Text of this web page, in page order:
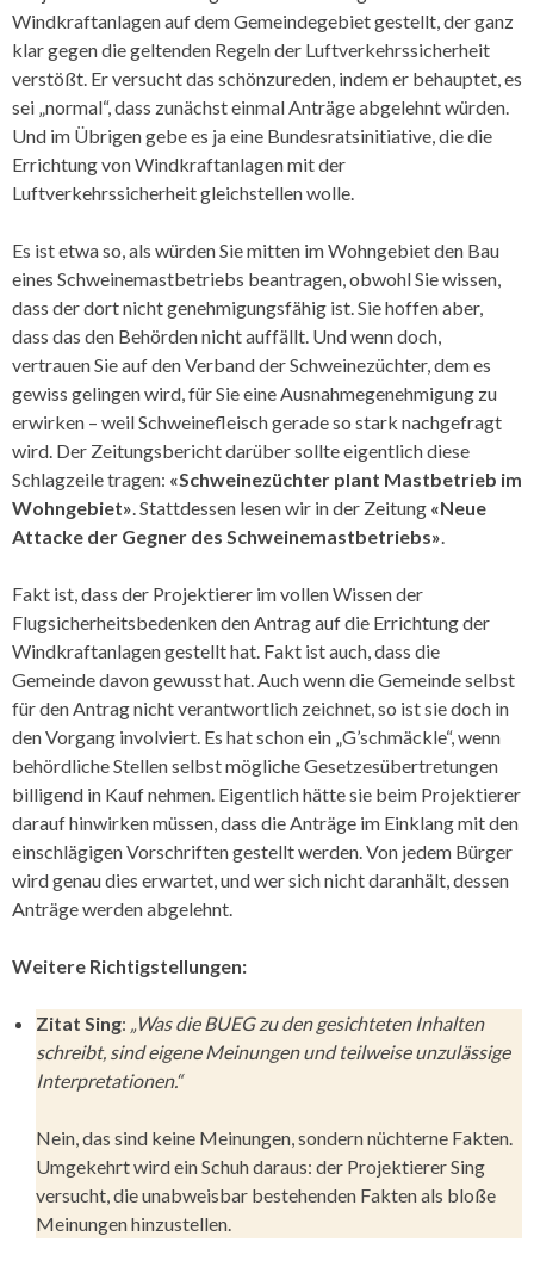
Windkraftanlagen auf dem Gemeindegebiet gestellt, der ganz
klar gegen die geltenden Regeln der Luftverkehrssicherheit
verstößt. Er versucht das schönzureden, indem er behauptet, es
sei „normal“, dass zunächst einmal Anträge abgelehnt würden.
Und im Übrigen gebe es ja eine Bundesratsinitiative, die die
Errichtung von Windkraftanlagen mit der
Luftverkehrssicherheit gleichstellen wolle.
Es ist etwa so, als würden Sie mitten im Wohngebiet den Bau
eines Schweinemastbetriebs beantragen, obwohl Sie wissen,
dass der dort nicht genehmigungsfähig ist. Sie hoffen aber,
dass das den Behörden nicht auffällt. Und wenn doch,
vertrauen Sie auf den Verband der Schweinezüchter, dem es
gewiss gelingen wird, für Sie eine Ausnahmegenehmigung zu
erwirken – weil Schweinefleisch gerade so stark nachgefragt
wird. Der Zeitungsbericht darüber sollte eigentlich diese
Schlagzeile tragen: «Schweinezüchter plant Mastbetrieb im
Wohngebiet». Stattdessen lesen wir in der Zeitung «Neue
Attacke der Gegner des Schweinemastbetriebs».
Fakt ist, dass der Projektierer im vollen Wissen der
Flugsicherheitsbedenken den Antrag auf die Errichtung der
Windkraftanlagen gestellt hat. Fakt ist auch, dass die
Gemeinde davon gewusst hat. Auch wenn die Gemeinde selbst
für den Antrag nicht verantwortlich zeichnet, so ist sie doch in
den Vorgang involviert. Es hat schon ein „G’schmäckle“, wenn
behördliche Stellen selbst mögliche Gesetzesübertretungen
billigend in Kauf nehmen. Eigentlich hätte sie beim Projektierer
darauf hinwirken müssen, dass die Anträge im Einklang mit den
einschlägigen Vorschriften gestellt werden. Von jedem Bürger
wird genau dies erwartet, und wer sich nicht daranhält, dessen
Anträge werden abgelehnt.
Weitere Richtigstellungen:
Zitat Sing: „Was die BUEG zu den gesichteten Inhalten
schreibt, sind eigene Meinungen und teilweise unzulässige
Interpretationen.“
Nein, das sind keine Meinungen, sondern nüchterne Fakten.
Umgekehrt wird ein Schuh daraus: der Projektierer Sing
versucht, die unabweisbar bestehenden Fakten als bloße
Meinungen hinzustellen.